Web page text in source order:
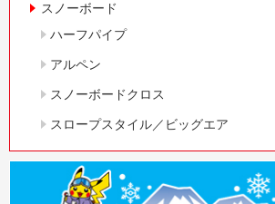
スノーボード
ハーフパイプ
アルペン
スノーボードクロス
スロープスタイル／ビッグエア